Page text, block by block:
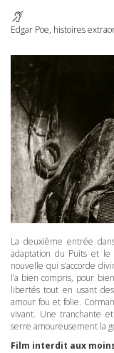
Edgar Poe, histoires
La deuxième entrée
adaptation du Puits et
nouvelle qui s’accorde
l’a bien compris, pour
libertés tout en usant
amour fou et folie.
vivant. Une tranchante
serre amoureusement la
Film interdit aux